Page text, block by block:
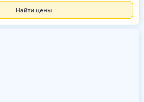
Найти цены